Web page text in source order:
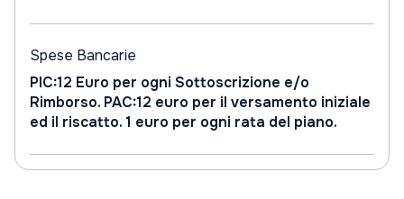
Spese Bancarie
PIC:12 Euro per ogni Sottoscrizione e/o
Rimborso. PAC:12 euro per il versamento iniziale
ed il riscatto. 1 euro per ogni rata del piano.